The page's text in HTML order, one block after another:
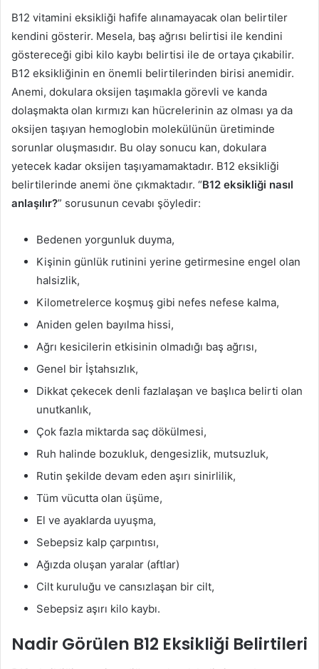
B12 vitamini eksikliği hafife alınamayacak olan belirtiler
kendini gösterir. Mesela, baş ağrısı belirtisi ile kendini
göstereceği gibi kilo kaybı belirtisi ile de ortaya çıkabilir.
B12 eksikliğinin en önemli belirtilerinden birisi anemidir.
Anemi, dokulara oksijen taşımakla görevli ve kanda
dolaşmakta olan kırmızı kan hücrelerinin az olması ya da
oksijen taşıyan hemoglobin molekülünün üretiminde
sorunlar oluşmasıdır. Bu olay sonucu kan, dokulara
yetecek kadar oksijen taşıyamamaktadır. B12 eksikliği
belirtilerinde anemi öne çıkmaktadır. “B12 eksikliği nasıl
anlaşılır?” sorusunun cevabı şöyledir:
Bedenen yorgunluk duyma,
Kişinin günlük rutinini yerine getirmesine engel olan
halsizlik,
Kilometrelerce koşmuş gibi nefes nefese kalma,
Aniden gelen bayılma hissi,
Ağrı kesicilerin etkisinin olmadığı baş ağrısı,
Genel bir İştahsızlık,
Dikkat çekecek denli fazlalaşan ve başlıca belirti olan
unutkanlık,
Çok fazla miktarda saç dökülmesi,
Ruh halinde bozukluk, dengesizlik, mutsuzluk,
Rutin şekilde devam eden aşırı sinirlilik,
Tüm vücutta olan üşüme,
El ve ayaklarda uyuşma,
Sebepsiz kalp çarpıntısı,
Ağızda oluşan yaralar (aftlar)
Cilt kuruluğu ve cansızlaşan bir cilt,
Sebepsiz aşırı kilo kaybı.
Nadir Görülen B12 Eksikliği Belirtileri